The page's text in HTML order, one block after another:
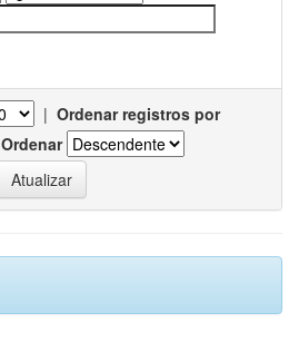
| Ordenar registros por
Ordenar